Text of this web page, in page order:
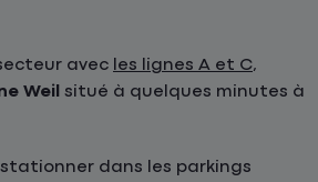
avec les lignes A et C,
Weil situé à quelques minutes à
dans les parkings